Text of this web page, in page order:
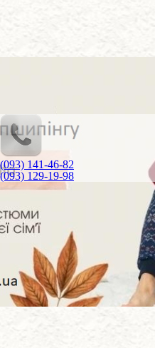
(093) 141-46-82
(093) 129-19-98